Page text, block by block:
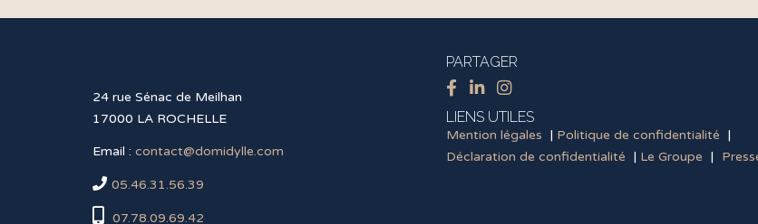
24 rue Sénac de Meilhan
17000 LA ROCHELLE
Email : contact@domidylle.com
05.46.31.56.39
07.78.09.69.42
PARTAGER
LIENS UTILES
Mention légales | Politique de confidentialité |
Déclaration de confidentialité | Le Groupe |